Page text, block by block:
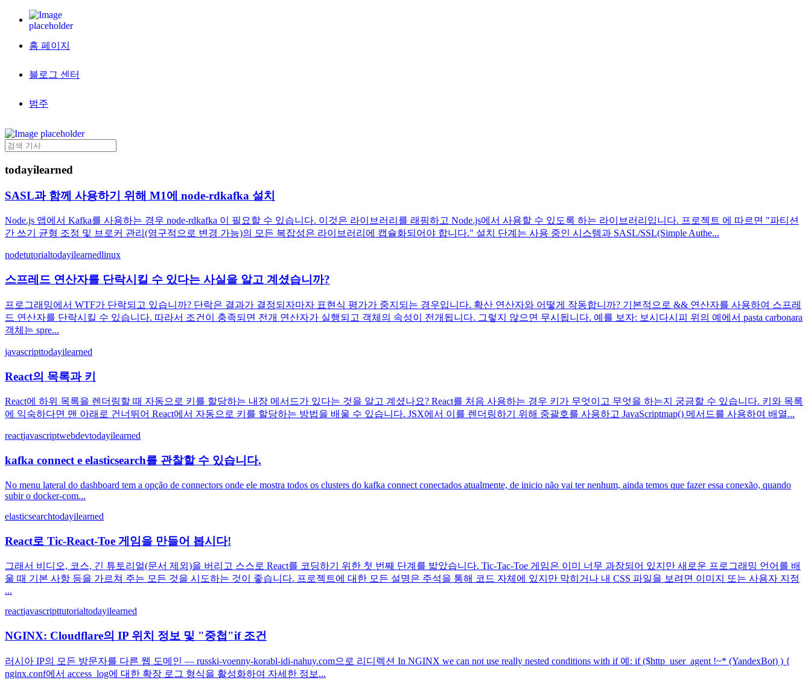
홈 페이지
블로그 센터
범주
todayilearned
SASL과 함께 사용하기 위해 M1에 node-rdkafka 설치
Node.js 앱에서 Kafka를 사용하는 경우 node-rdkafka 이 필요할 수 있습니다. 이것은 라이브러리를 래핑하고 Node.js에서 사용할 수 있도록 하는 라이브러리입니다. 프로젝트 에 따르면 "파티션
간 쓰기 균형 조정 및 브로커 관리(영구적으로 변경 가능)의 모든 복잡성은 라이브러리에 캡슐화되어야 합니다." 설치 단계는 사용 중인 시스템과 SASL/SSL(Simple Authe...
nodetutorialtodayilearnedlinux
스프레드 연산자를 단락시킬 수 있다는 사실을 알고 계셨습니까?
프로그래밍에서 WTF가 단락되고 있습니까? 단락은 결과가 결정되자마자 표현식 평가가 중지되는 경우입니다. 확산 연산자와 어떻게 작동합니까? 기본적으로 && 연산자를 사용하여 스프레
드 연산자를 단락시킬 수 있습니다. 따라서 조건이 충족되면 전개 연산자가 실행되고 객체의 속성이 전개됩니다. 그렇지 않으면 무시됩니다. 예를 보자: 보시다시피 위의 예에서 pasta carbonara
객체는 spre...
javascripttodayilearned
React의 목록과 키
React에 하위 목록을 렌더링할 때 자동으로 키를 할당하는 내장 메서드가 있다는 것을 알고 계셨나요? React를 처음 사용하는 경우 키가 무엇이고 무엇을 하는지 궁금할 수 있습니다. 키와 목록
에 익숙하다면 맨 아래로 건너뛰어 React에서 자동으로 키를 할당하는 방법을 배울 수 있습니다. JSX에서 이를 렌더링하기 위해 중괄호를 사용하고 JavaScriptmap() 메서드를 사용하여 배열...
reactjavascriptwebdevtodayilearned
kafka connect e elasticsearch를 관찰할 수 있습니다.
No menu lateral do dashboard tem a opção de connectors onde ele mostra todos os clusters do kafka connect conectados atualmente, de inicio não vai ter nenhum, ainda temos que fazer essa conexão, quando
subir o docker-com...
elasticsearchtodayilearned
React로 Tic-React-Toe 게임을 만들어 봅시다!
그래서 비디오, 코스, 긴 튜토리얼(문서 제외)을 버리고 스스로 React를 코딩하기 위한 첫 번째 단계를 밟았습니다. Tic-Tac-Toe 게임은 이미 너무 과장되어 있지만 새로운 프로그래밍 언어를 배
울 때 기본 사항 등을 가르쳐 주는 모든 것을 시도하는 것이 좋습니다. 프로젝트에 대한 모든 설명은 주석을 통해 코드 자체에 있지만 막히거나 내 CSS 파일을 보려면 이미지 또는 사용자 지정
...
reactjavascripttutorialtodayilearned
NGINX: Cloudflare의 IP 위치 정보 및 "중첩"if 조건
러시아 IP의 모든 방문자를 다른 웹 도메인 — russki-voenny-korabl-idi-nahuy.com으로 리디렉션 In NGINX we can not use really nested conditions with if 예: if ($http_user_agent !~* (YandexBot) ) {
nginx.conf에서 access_log에 대한 확장 로그 형식을 활성화하여 자세한 정보...